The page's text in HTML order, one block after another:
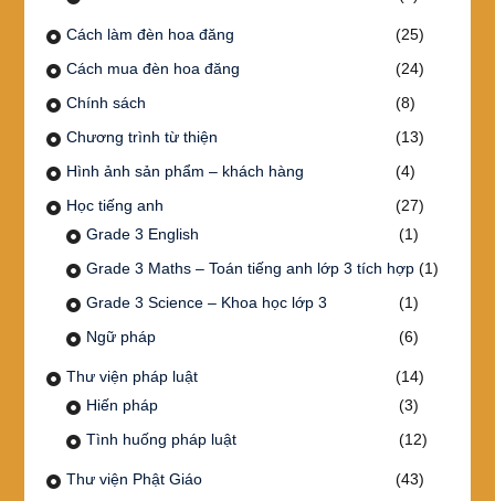
Cách làm đèn hoa đăng
(25)
Cách mua đèn hoa đăng
(24)
Chính sách
(8)
Chương trình từ thiện
(13)
Hình ảnh sản phẩm – khách hàng
(4)
Học tiếng anh
(27)
Grade 3 English
(1)
Grade 3 Maths – Toán tiếng anh lớp 3 tích hợp(1)
Grade 3 Science – Khoa học lớp 3
(1)
Ngữ pháp
(6)
Thư viện pháp luật
(14)
Hiến pháp
(3)
Tình huống pháp luật
(12)
Thư viện Phật Giáo
(43)